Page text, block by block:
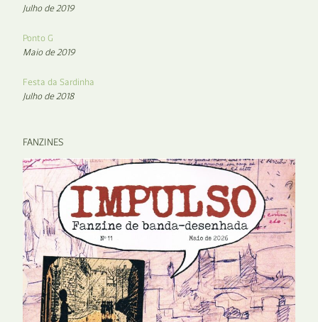
Julho de 2019
Ponto G
Maio de 2019
Festa da Sardinha
Julho de 2018
FANZINES